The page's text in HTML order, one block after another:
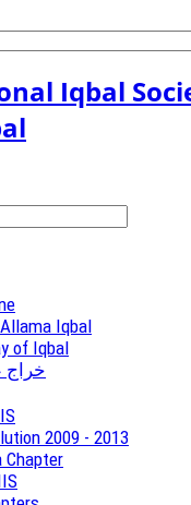
Iqbal
of Iqbal
خراج
2009 - 2013
Chapter